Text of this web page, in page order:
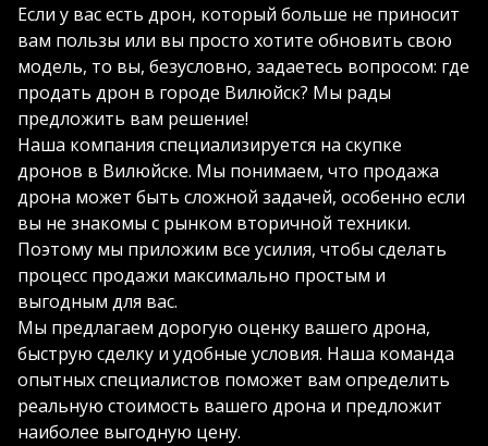
Если у вас есть дрон, который больше не приносит
вам пользы или вы просто хотите обновить свою
модель, то вы, безусловно, задаетесь вопросом: где
продать дрон в городе Вилюйск? Мы рады
предложить вам решение!
Наша компания специализируется на скупке
дронов в Вилюйске. Мы понимаем, что продажа
дрона может быть сложной задачей, особенно если
вы не знакомы с рынком вторичной техники.
Поэтому мы приложим все усилия, чтобы сделать
процесс продажи максимально простым и
выгодным для вас.
Мы предлагаем дорогую оценку вашего дрона,
быструю сделку и удобные условия. Наша команда
опытных специалистов поможет вам определить
реальную стоимость вашего дрона и предложит
наиболее выгодную цену.